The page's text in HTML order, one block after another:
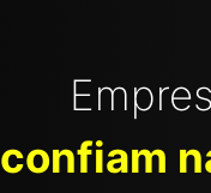
confiam